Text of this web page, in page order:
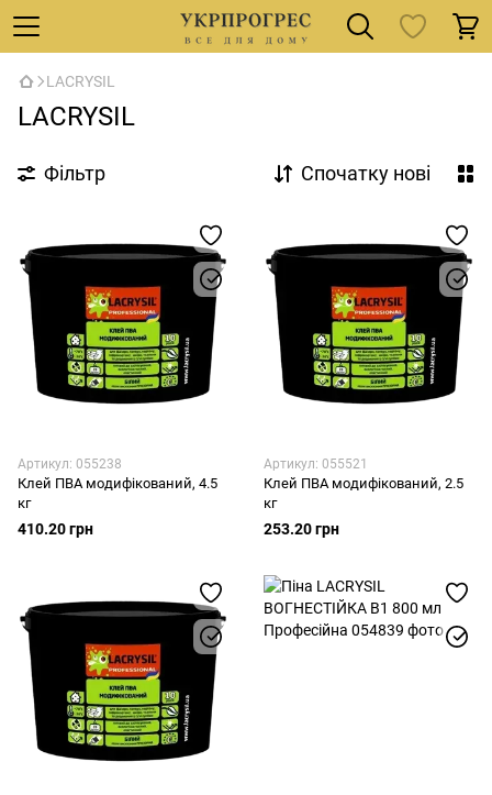
LACRYSIL
LACRYSIL
Фільтр Спочатку нові
Артикул: 055238
Клей ПВА модифікований, 4.5
кг
410.20 грн
Артикул: 055521
Клей ПВА модифікований, 2.5
кг
253.20 грн